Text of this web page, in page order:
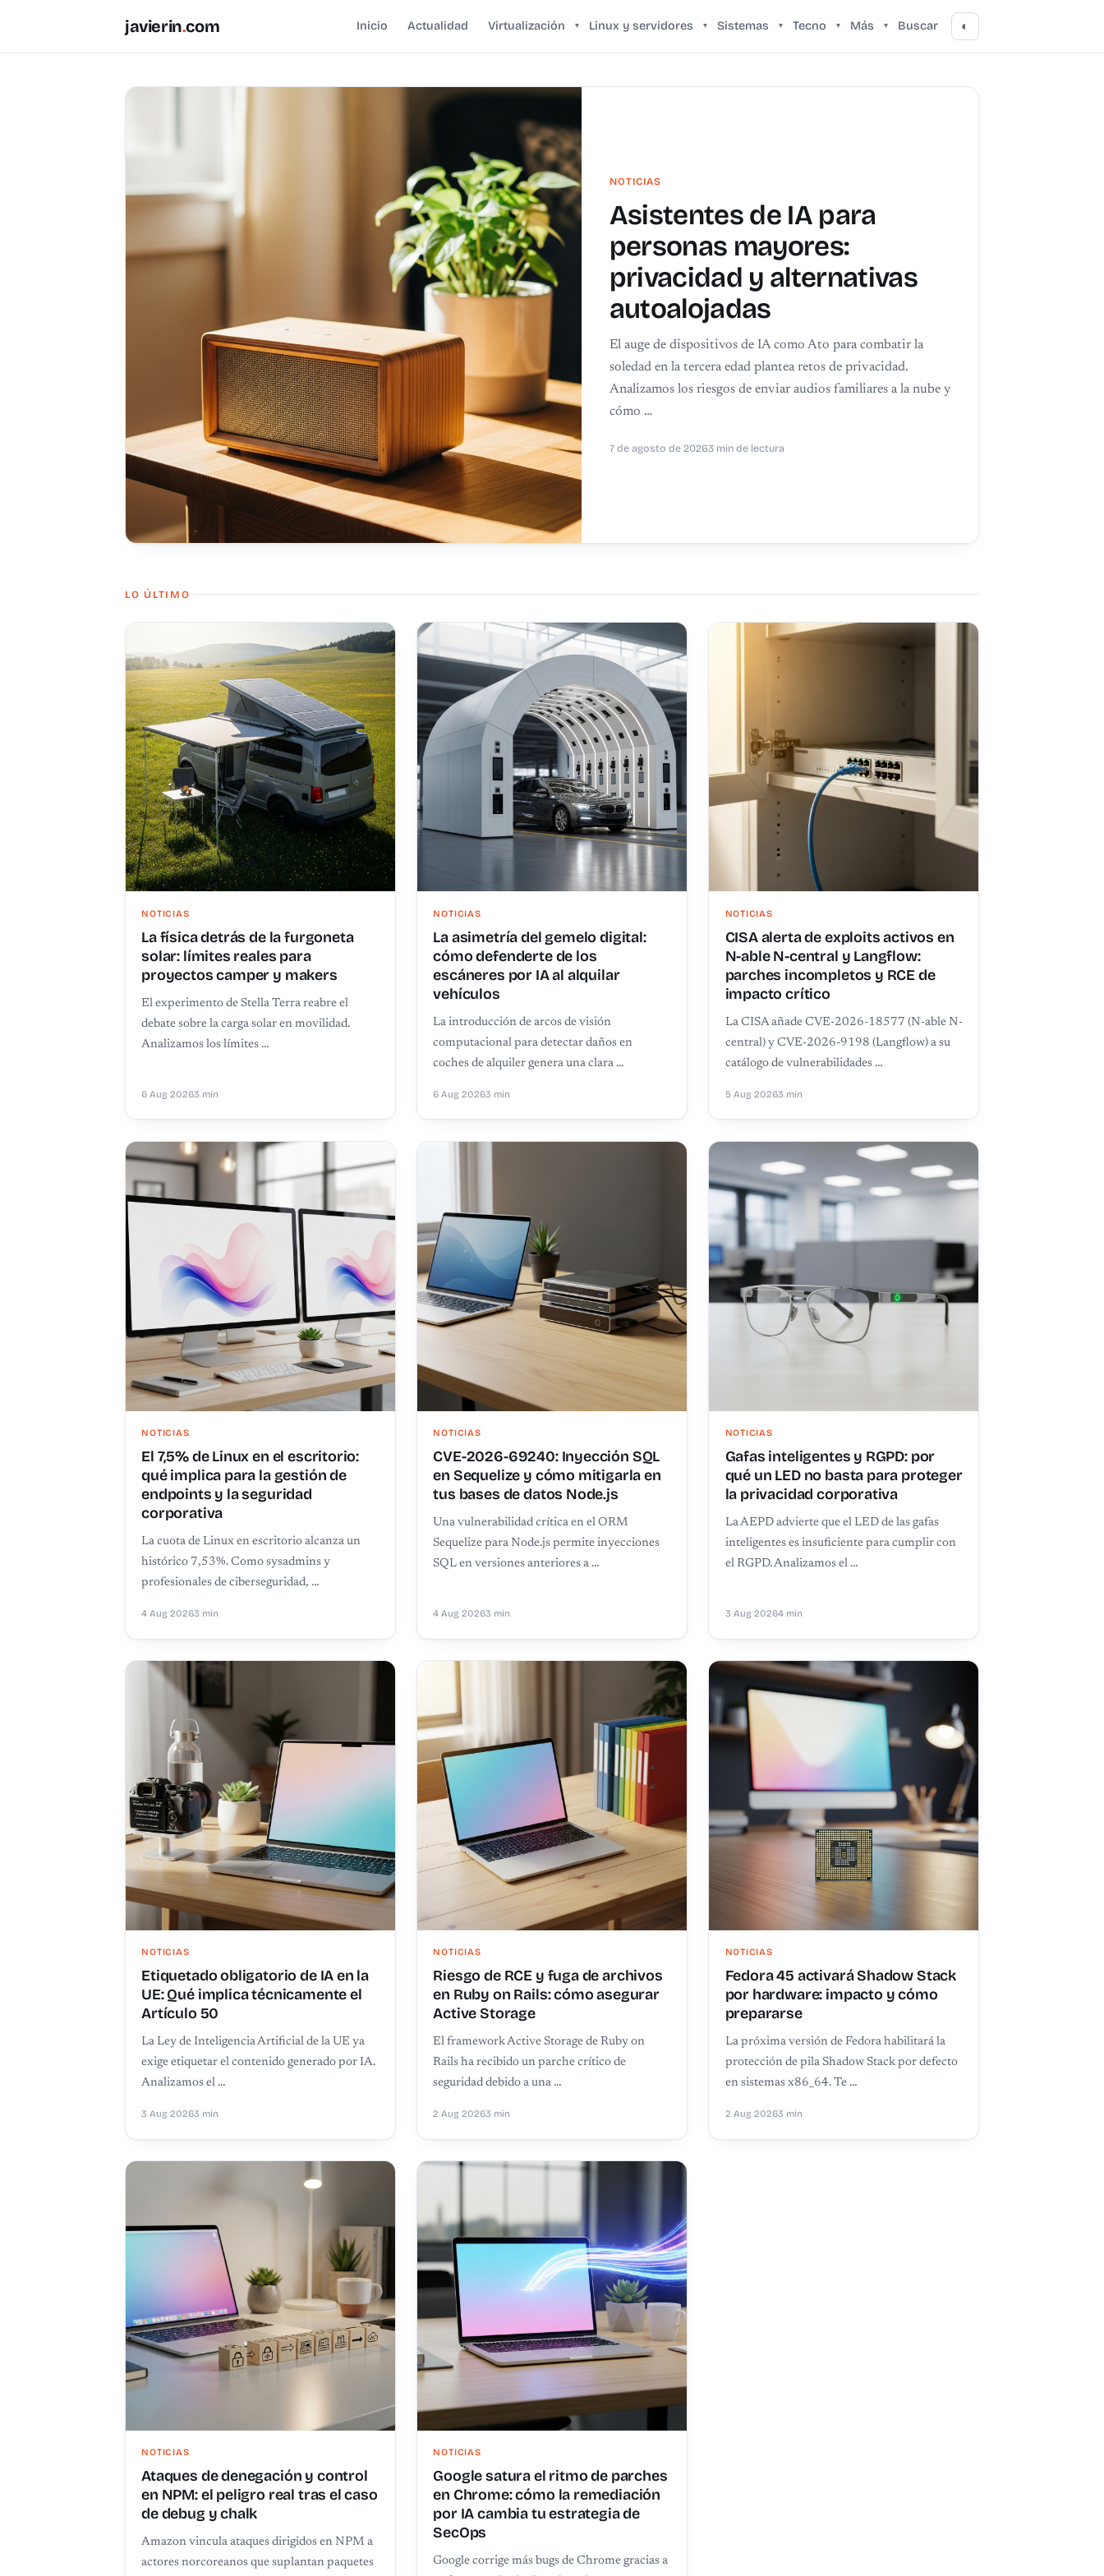
javierin.com Inicio Actualidad Virtualización ▾ Linux y servidores ▾ Sistemas ▾ Tecno ▾ Más ▾ Buscar ◐
NOTICIAS
Asistentes de IA para
personas mayores:
privacidad y alternativas
autoalojadas
El auge de dispositivos de IA como Ato para combatir la
soledad en la tercera edad plantea retos de privacidad.
Analizamos los riesgos de enviar audios familiares a la nube y
cómo …
7 de agosto de 20263 min de lectura
LO ÚLTIMO
NOTICIAS
La física detrás de la furgoneta
solar: límites reales para
proyectos camper y makers
El experimento de Stella Terra reabre el
debate sobre la carga solar en movilidad.
Analizamos los límites …
6 Aug 20263 min
NOTICIAS
La asimetría del gemelo digital:
cómo defenderte de los
escáneres por IA al alquilar
vehículos
La introducción de arcos de visión
computacional para detectar daños en
coches de alquiler genera una clara …
6 Aug 20263 min
NOTICIAS
CISA alerta de exploits activos en
N-able N-central y Langflow:
parches incompletos y RCE de
impacto crítico
La CISA añade CVE-2026-18577 (N-able N-
central) y CVE-2026-9198 (Langflow) a su
catálogo de vulnerabilidades …
5 Aug 20263 min
NOTICIAS
El 7,5% de Linux en el escritorio:
qué implica para la gestión de
endpoints y la seguridad
corporativa
La cuota de Linux en escritorio alcanza un
histórico 7,53%. Como sysadmins y
profesionales de ciberseguridad, …
4 Aug 20263 min
NOTICIAS
CVE-2026-69240: Inyección SQL
en Sequelize y cómo mitigarla en
tus bases de datos Node.js
Una vulnerabilidad crítica en el ORM
Sequelize para Node.js permite inyecciones
SQL en versiones anteriores a …
4 Aug 20263 min
NOTICIAS
Gafas inteligentes y RGPD: por
qué un LED no basta para proteger
la privacidad corporativa
La AEPD advierte que el LED de las gafas
inteligentes es insuficiente para cumplir con
el RGPD. Analizamos el …
3 Aug 20264 min
NOTICIAS
Etiquetado obligatorio de IA en la
UE: Qué implica técnicamente el
Artículo 50
La Ley de Inteligencia Artificial de la UE ya
exige etiquetar el contenido generado por IA.
Analizamos el …
3 Aug 20263 min
NOTICIAS
Riesgo de RCE y fuga de archivos
en Ruby on Rails: cómo asegurar
Active Storage
El framework Active Storage de Ruby on
Rails ha recibido un parche crítico de
seguridad debido a una …
2 Aug 20263 min
NOTICIAS
Fedora 45 activará Shadow Stack
por hardware: impacto y cómo
prepararse
La próxima versión de Fedora habilitará la
protección de pila Shadow Stack por defecto
en sistemas x86_64. Te …
2 Aug 20263 min
NOTICIAS
Ataques de denegación y control
en NPM: el peligro real tras el caso
de debug y chalk
Amazon vincula ataques dirigidos en NPM a
actores norcoreanos que suplantan paquetes
NOTICIAS
Google satura el ritmo de parches
en Chrome: cómo la remediación
por IA cambia tu estrategia de
SecOps
Google corrige más bugs de Chrome gracias a